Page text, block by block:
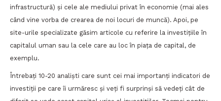
infrastructură) și cele ale mediului privat în economie (mai ales
când vine vorba de crearea de noi locuri de muncă). Apoi, pe
site-urile specializate găsim articole cu referire la investițiile în
capitalul uman sau la cele care au loc în piața de capital, de
exemplu.
Întrebați 10-20 analiști care sunt cei mai importanți indicatori de
investiții pe care îi urmăresc și veți fi surprinși să vedeți cât de